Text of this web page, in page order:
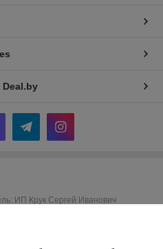
ИП Крук Сергей Иванович